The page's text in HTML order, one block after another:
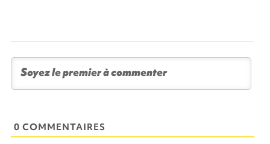
0 COMMENTAIRES